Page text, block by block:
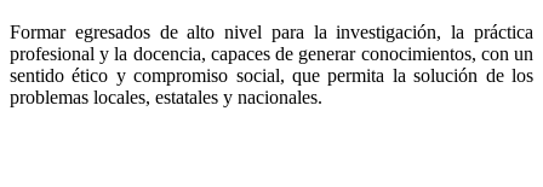
Formar egresados de alto nivel para la investigación, la práctica
profesional y la docencia, capaces de generar conocimientos, con un
sentido ético y compromiso social, que permita la solución de los
problemas locales, estatales y nacionales.